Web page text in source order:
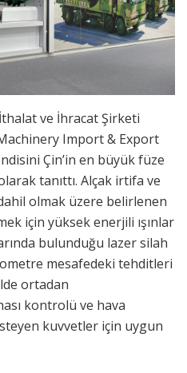
ve İhracat Şirketi
Import & Export
Çin’in en büyük füze
tanıttı. Alçak irtifa ve
olmak üzere belirlenen
için yüksek enerjili ışınlar
bulunduğu lazer silah
mesafedeki tehditleri
ortadan
kontrolü ve hava
kuvvetler için uygun